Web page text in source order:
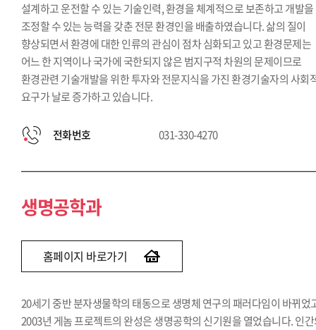
설계하고 운전할 수 있는 기술인력, 환경을 체계적으로 보존하고 개발을
조정할 수 있는 능력을 갖춘 전문 환경인을 배출하였습니다. 삶의 질이
향상되면서 환경에 대한 인류의 관심이 점차 심화되고 있고 환경문제는
어느 한 지역이나 국가에 국한되지 않은 범지구적 차원의 문제이므로
환경관련 기술개발을 위한 투자와 전문지식을 가진 환경기술자의 사회
요구가 날로 증가하고 있습니다.
전화번호 031-330-4270
생명공학과
홈페이지 바로가기
20세기 중반 분자생물학의 태동으로 생명체 연구의 패러다임이 바뀌었
2003년 게놈 프로젝트의 완성은 생명공학의 신기원을 열었습니다. 인